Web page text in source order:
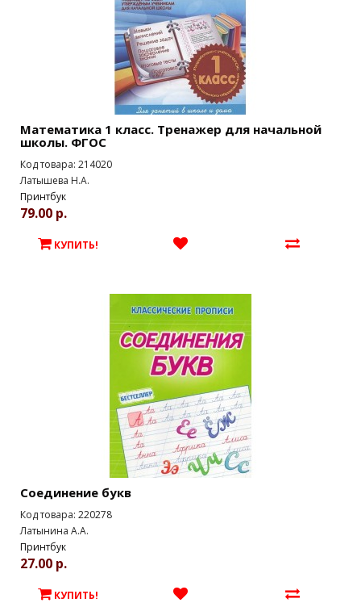
Математика 1 класс. Тренажер для начальной
школы. ФГОС
Код товара: 214020
Латышева Н.А.
Принтбук
79.00 р.
КУПИТЬ!
Соединение букв
Код товара: 220278
Латынина А.А.
Принтбук
27.00 р.
КУПИТЬ!